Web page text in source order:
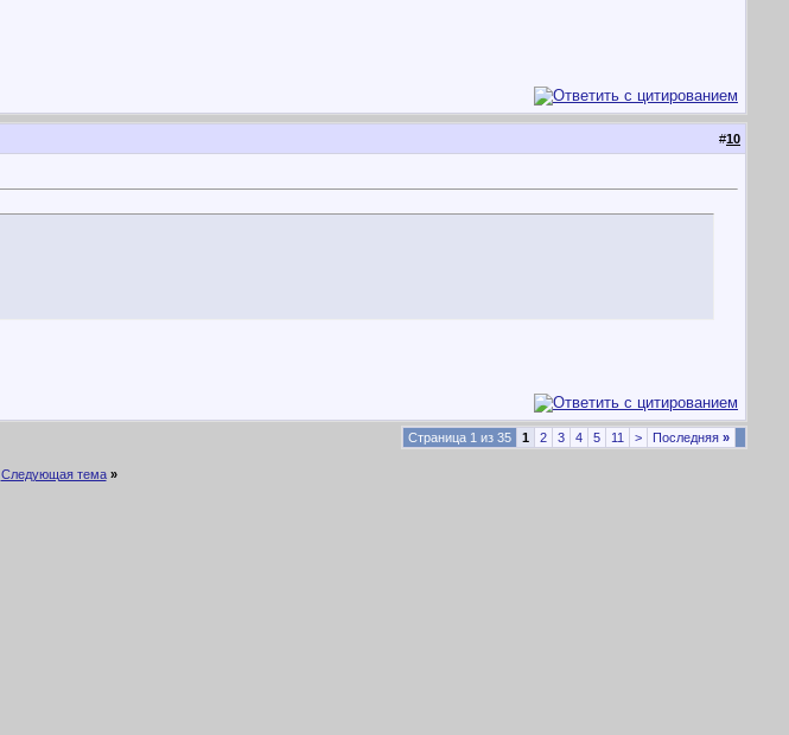
#10
Страница 1 из 35 1 2 3 4 5 11 > Последняя »
Следующая тема »